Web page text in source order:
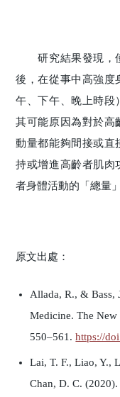
研究結果發現，使
後，在從事中高強度
午、下午、晚上時段
其可能原因為對於高
動量都能夠間接或直
持或增進高齡者肌肉
者身體活動的「總量
原文出處：
Allada, R., & Bass,
Medicine. The
550–561.https://
Lai, T. F., Liao, Y.,
Chan, D. C.